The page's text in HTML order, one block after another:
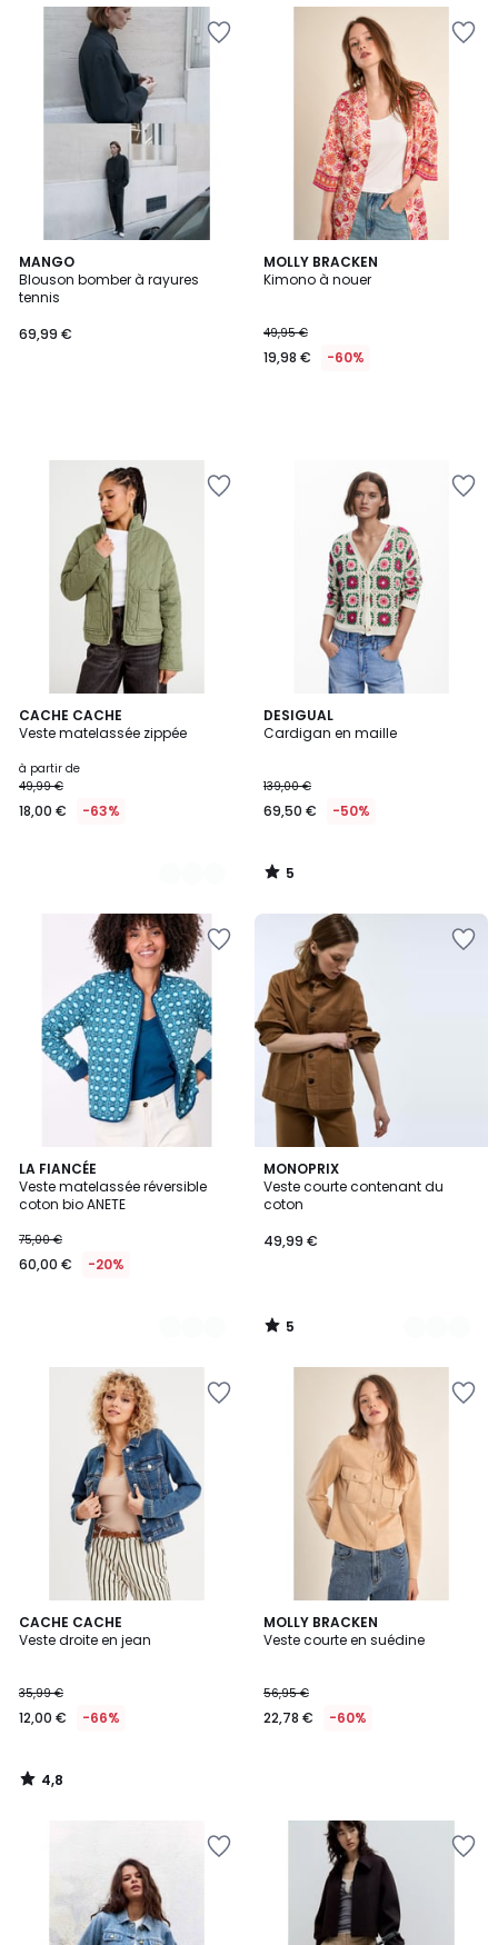
MANGO
Blouson bomber à rayures
tennis
69,99 €
MOLLY BRACKEN
Kimono à nouer
49,95 €
19,98 € -60%
CACHE CACHE
Veste matelassée zippée
à partir de
49,99 €
18,00 € -63%
3
Couleurs
DESIGUAL
Cardigan en maille
139,00 €
69,50 € -50%
5
/
5
/
LA FIANCÉE
Veste matelassée réversible
coton bio ANETE
75,00 €
60,00 € -20%
4
Couleurs
MONOPRIX
Veste courte contenant du
coton
49,99 €
5
/
5
2
Couleurs
5
/
CACHE CACHE
Veste droite en jean
35,99 €
12,00 € -66%
4,8
/ 5
4,8
/
MOLLY BRACKEN
Veste courte en suédine
56,95 €
22,78 € -60%